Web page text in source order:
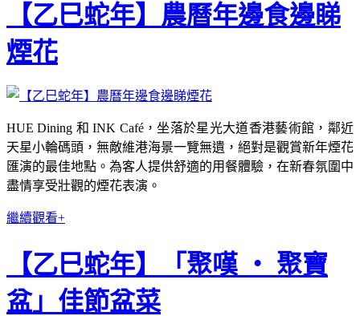
【乙巳蛇年】農曆年邊食邊睇
煙花
HUE Dining 和 INK Café，坐落於星光大道香港藝術館，鄰近
天星小輪碼頭，無敵維港海景一覽無遺，絕對是觀賞新年煙花
匯演的最佳地點。為客人提供舒適的用餐體驗，在新春氛圍中
盡情享受壯觀的煙花表演。
繼續觀看+
【乙巳蛇年】「聚嘆 ‧ 聚寶
盆」佳節盆菜